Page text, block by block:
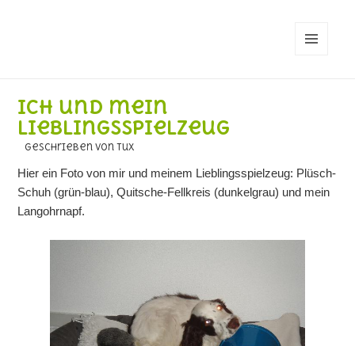
Ich und mein
Lieblingsspielzeug
geschrieben von Tux
Hier ein Foto von mir und meinem Lieblingsspielzeug: Plüsch-
Schuh (grün-blau), Quitsche-Fellkreis (dunkelgrau) und mein
Langohrnapf.